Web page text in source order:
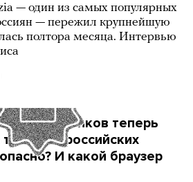
— один из самых популярных
— пережил крупнейшую
полтора месяца. Интервью
других банков теперь
в российских
И какой браузер